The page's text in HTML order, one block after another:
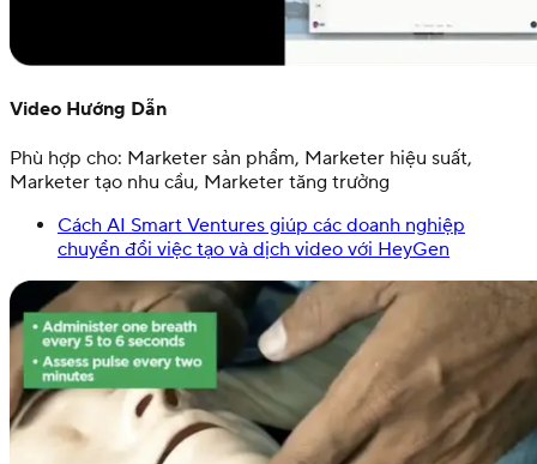
Video Hướng Dẫn
Phù hợp cho: Marketer sản phẩm, Marketer hiệu suất,
Marketer tạo nhu cầu, Marketer tăng trưởng
Cách AI Smart Ventures giúp các doanh nghiệp
chuyển đổi việc tạo và dịch video với HeyGen